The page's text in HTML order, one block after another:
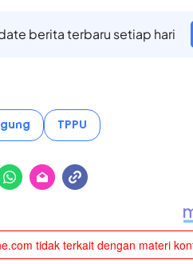
berita terbaru setiap hari
TPPU